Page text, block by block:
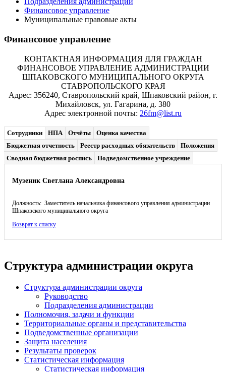
Финансовое управление
Муниципальные правовые акты
Финансовое управление
КОНТАКТНАЯ ИНФОРМАЦИЯ ДЛЯ ГРАЖДАН
ФИНАНСОВОЕ УПРАВЛЕНИЕ АДМИНИСТРАЦИИ
ШПАКОВСКОГО МУНИЦИПАЛЬНОГО ОКРУГА
СТАВРОПОЛЬСКОГО КРАЯ
Адрес: 356240, Ставропольский край, Шпаковский район, г.
Михайловск, ул. Гагарина, д. 380
Адрес электронной почты: 26fm@list.ru
Сотрудники НПА Отчёты
Оценка качества
Бюджетная отчетность
Реестр расходных обязательств
Положения
Сводная бюджетная роспись
Подведомственное учреждение
Музеник Светлана Александровна
Должность: Заместитель начальника финансового управления администрации
Шпаковского муниципального округа
Возврат к списку
Структура администрации округа
Структура администрации округа
Руководство
Подразделения администрации
Полномочия, задачи и функции
Территориальные органы и представительства
Подведомственные организации
Защита населения
Результаты проверок
Статистическая информация
Статистическая информация